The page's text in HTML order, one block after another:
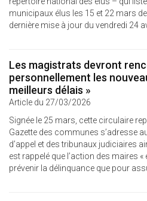
municipaux élus les 15 et 22 mars
dernière mise à jour du vendredi 24
Les magistrats devront
personnellement les
meilleurs délais »
Article du 27/03/2026
Signée le 25 mars, cette circulaire
Gazette des communes s’adresse
d’appel et des tribunaux judiciaires
est rappelé que l’action des maires
prévenir la délinquance que pour